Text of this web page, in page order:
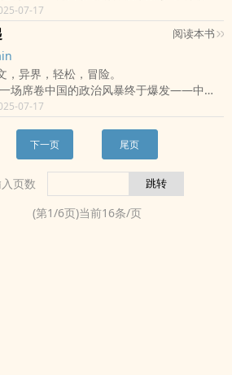
丧胆的都市传说。
夕，风雨将至，夹带着被政府压迫许久的强
众走上街头，展现出人民的意志，企图使政
不知道民众这举动刚好落入了总统另一个阴
的意识重新苏醒，才有可能为这逐渐沉沦的
望。
世界里不再有快乐与纯真，只有贪婪与恐惧
的黑色悲歌。
，谁都无法置身事外。
血战中站起的民族史诗，
，一面旗，一群人，为了活得有尊严所踏出
历史，将被重新书写。
国——不再沉默。
短版介绍（100字以内）、Tag 标签、平台
我也能为你补全。是否也需要 EPUB/PDF
为国捐躯，知家之旗再度高举：「为遗志，
收拾烽烟乱世？
、文钦、霜行……这些背负未来的人，又将
中成长、承接信念？
，风云再起。
剑指天下。
巩固,欧洲进入“千年帝国”的恐怖和平.美国
持中立,英国臣服,苏联成为过去式.集中营被
问题”已经被“解决”;但思想的火苗,依然在灰
.
粹帝国中,一位曾参与政权文化建设的思想
魏斯曼（Karl Weissmann）——因一部
剧本《人之国》而被捕.他曾是体制的代言
前的“国家级”晚餐,本书以十章描绘一个思想
体内部的悲剧命运.
部关于政治迫害的小说,更是对「胜利者的
的一场深度追问.谁才是最后的敌人？是外
,还是体制里最会思考的人？
07-17
阅读本书
，异界，轻松，冒险。
场席卷中国的政治风暴终于爆发——中国
，政权真空让全世界震惊。彼时在台湾的中
，看准历史契机，终于决定实践蒋介石的遗
陆，重建民国。
场简单的军事行动——它是一场横跨意识形
分、文化记忆与未来愿景的全面革命。
的艰难决策，到长江以北的混乱整治，从军
治清洗，《民国再起》以二十章篇幅，描绘
平行时空与疆界的政治奇迹。当中华民国的
07-17
下一页 尾页
页数
(第1/6页)当前16条/页